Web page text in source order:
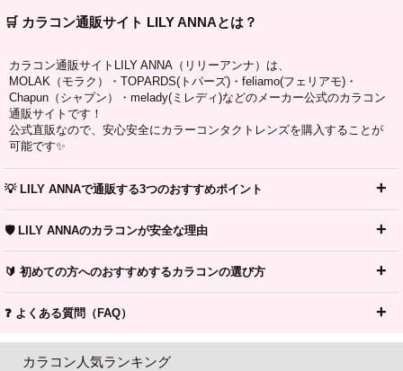
🛒 カラコン通販サイト LILY ANNAとは？
カラコン通販サイトLILY ANNA（リリーアンナ）は、
MOLAK（モラク）・TOPARDS(トパーズ)・feliamo(フェリアモ)・
Chapun（シャプン）・melady(ミレディ)などのメーカー公式のカラコン
通販サイトです！
公式直販なので、安心安全にカラーコンタクトレンズを購入することが
可能です✨
💡 LILY ANNAで通販する3つのおすすめポイント
🛡️ LILY ANNAのカラコンが安全な理由
🔰 初めての方へのおすすめするカラコンの選び方
❓ よくある質問（FAQ）
カラコン人気ランキング